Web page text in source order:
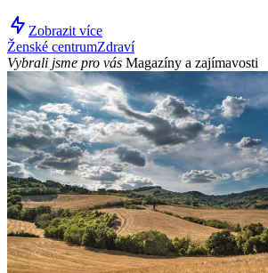
Zobrazit více
Ženské centrumZdraví
Vybrali jsme pro vás Magazíny a zajímavosti